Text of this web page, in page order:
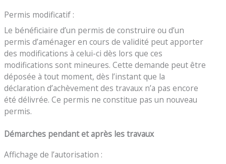
Permis modificatif :
Le bénéficiaire d’un permis de construire ou d’un
permis d’aménager en cours de validité peut apporter
des modifications à celui-ci dès lors que ces
modifications sont mineures. Cette demande peut être
déposée à tout moment, dès l’instant que la
déclaration d’achèvement des travaux n’a pas encore
été délivrée. Ce permis ne constitue pas un nouveau
permis.
Démarches pendant et après les travaux
Affichage de l’autorisation :